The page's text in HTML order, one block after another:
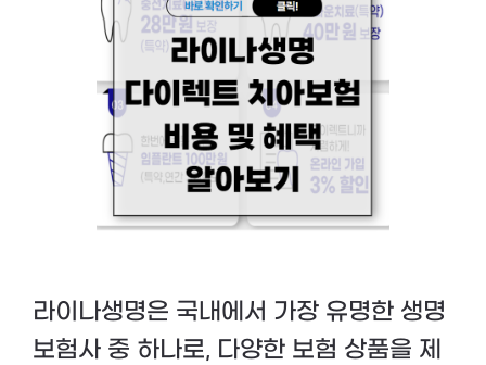
라이나생명은 국내에서 가장 유명한 생명
보험사 중 하나로, 다양한 보험 상품을 제